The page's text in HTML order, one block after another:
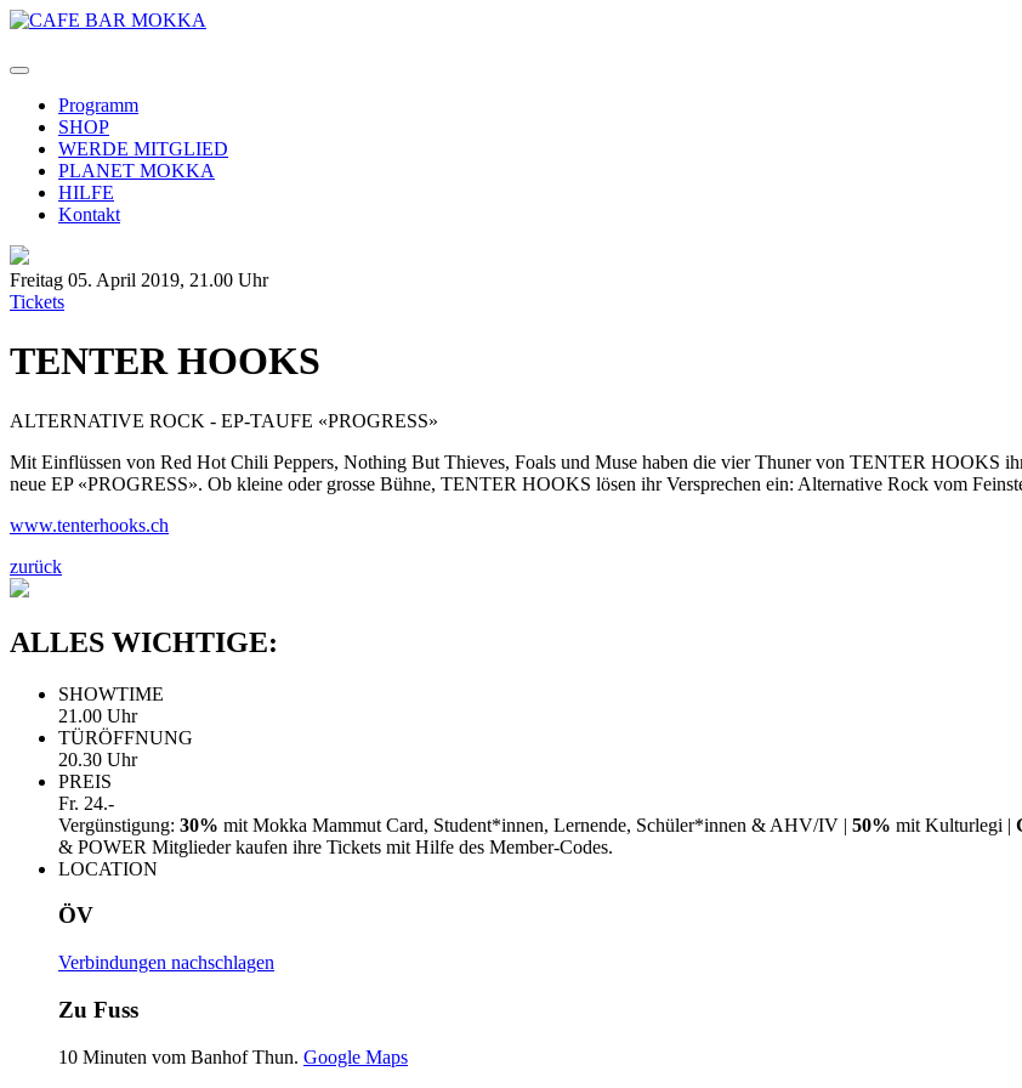
Programm
SHOP
WERDE MITGLIED
PLANET MOKKA
HILFE
Kontakt
Freitag 05. April 2019, 21.00 Uhr
Tickets
TENTER HOOKS
ALTERNATIVE ROCK - EP-TAUFE «PROGRESS»
Mit Einflüssen von Red Hot Chili Peppers, Nothing But Thieves, Foals und Muse haben die vier Thuner von TENTER HOOKS
neue EP «PROGRESS». Ob kleine oder grosse Bühne, TENTER HOOKS lösen ihr Versprechen ein: Alternative Rock vom
www.tenterhooks.ch
zurück
ALLES WICHTIGE:
SHOWTIME
21.00 Uhr
TÜRÖFFNUNG
20.30 Uhr
PREIS
Fr. 24.-
Vergünstigung: 30% mit Mokka Mammut Card, Student*innen, Lernende, Schüler*innen & AHV/IV | 50% mit Kulturlegi |
& POWER Mitglieder kaufen ihre Tickets mit Hilfe des Member-Codes.
LOCATION
ÖV
Verbindungen nachschlagen
Zu Fuss
10 Minuten vom Banhof Thun. Google Maps